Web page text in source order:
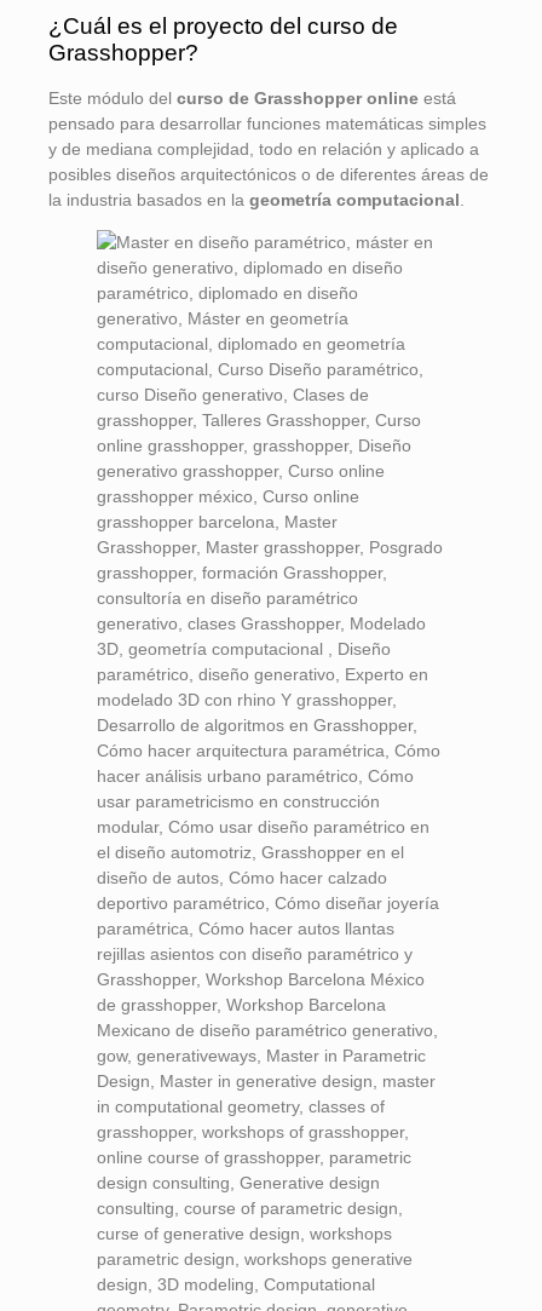
¿Cuál es el proyecto del curso de
Grasshopper?
Este módulo del curso de Grasshopper online está
pensado para desarrollar funciones matemáticas simples
y de mediana complejidad, todo en relación y aplicado a
posibles diseños arquitectónicos o de diferentes áreas de
la industria basados en la geometría computacional